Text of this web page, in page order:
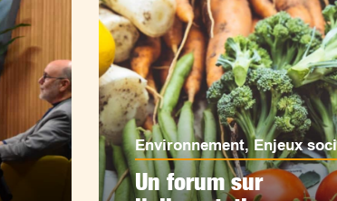
Environnement, Enjeux
Un forum sur